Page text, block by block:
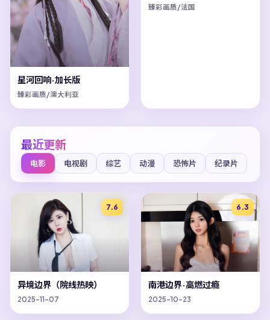
星河回响·加长版
臻彩画质/澳大利亚
臻彩画质/法国
最近更新
电影 电视剧 综艺 动漫 恐怖片 纪录片
7.6
异境边界（院线热映）
2025-11-07
6.3
南港边界·高燃过瘾
2025-10-23